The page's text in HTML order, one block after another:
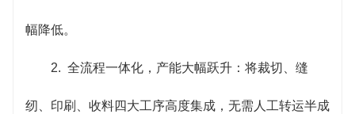
品牌，故障率低。日常维护仅需定期清洁墨路、润滑
传动部件，维护成本较传统生产线大幅降低。
幅降低。
2. 全流程一体化，产能大幅跃升：将裁切、缝
纫、印刷、收料四大工序高度集成，无需人工转运半成